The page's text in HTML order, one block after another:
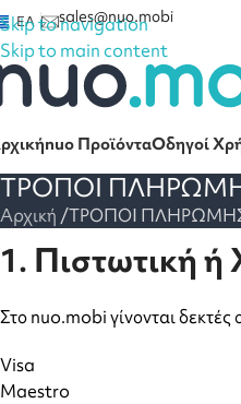
Skip to navigation
Skip to main content
ΕΛ sales@nuo.mobi
nuo ΠροϊόνταΟδηγοί
ΤΡΟΠΟΙ
Αρχική ΤΡΟΠΟΙ
1. Πιστωτική
Στο nuo.mobi γίνονται δεκτές
Visa
Maestro